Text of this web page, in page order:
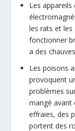
Les appareils
les rats et
fonctionner
a des
Les poisons
provoquent
problèmes
mangé avant
effraies, des
portent des